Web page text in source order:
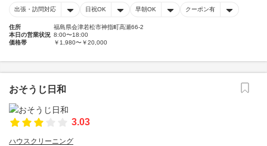
出張・訪問対応 日祝OK 早朝OK クーポン有
住所
福島県会津若松市神指町高瀬66-2
本日の営業状況 8:00〜18:00
価格帯
￥1,980〜￥20,000
おそうじ日和
3.03
ハウスクリーニング